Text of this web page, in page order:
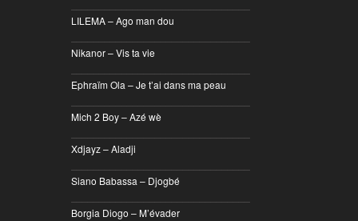
LILEMA – Ago man dou
Nikanor – Vis ta vie
Ephraïm Ola – Je t’ai dans ma peau
Mich 2 Boy – Azé wè
Xdjayz – Aladji
Siano Babassa – Djogbé
Borgia Diogo – M’évader